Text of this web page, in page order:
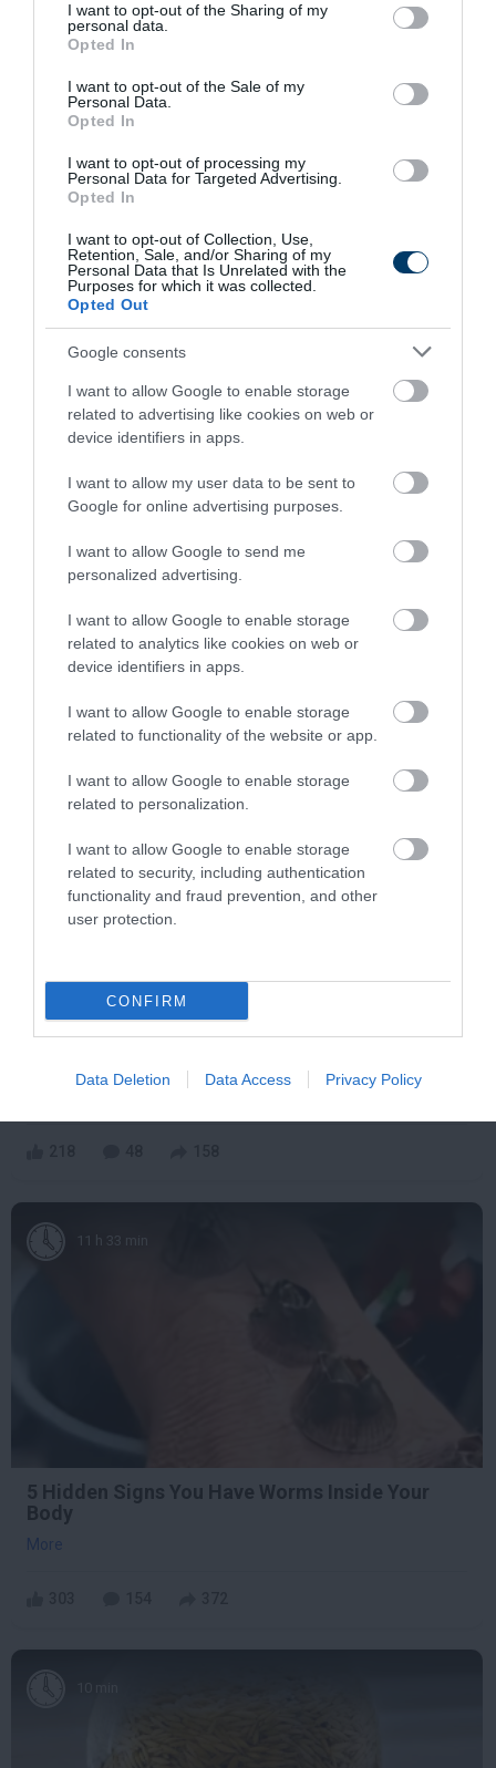
not limited to your visit or usage behaviour. You may click to
grant or deny consent to Google and its third-party tags to
use your data for below specified purposes in below Google
consent section.
I want to opt-out of the Sharing of my
personal data.
Opted In
I want to opt-out of the Sale of my
Personal Data.
Opted In
I want to opt-out of processing my
Personal Data for Targeted Advertising.
Opted In
I want to opt-out of Collection, Use,
Retention, Sale, and/or Sharing of my
Personal Data that Is Unrelated with the
Purposes for which it was collected.
Opted Out
Google consents
I want to allow Google to enable storage
related to advertising like cookies on web or
device identifiers in apps.
I want to allow my user data to be sent to
Google for online advertising purposes.
I want to allow Google to send me
personalized advertising.
I want to allow Google to enable storage
related to analytics like cookies on web or
device identifiers in apps.
I want to allow Google to enable storage
related to functionality of the website or app.
I want to allow Google to enable storage
related to personalization.
I want to allow Google to enable storage
related to security, including authentication
functionality and fraud prevention, and other
user protection.
CONFIRM
Data Deletion Data Access Privacy Policy
Plain...
319 151 354
10 h 4 min
Your Body!
345 142 126
Fungus Dries Up And Falls Off After The First
11 h 33 min
5 Hidden Signs You Have Worms Inside Your
Body
More